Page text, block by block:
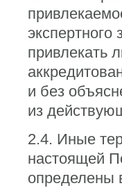
экспертного
привлекать
и без
из
2.4. Иные
настоящей
определены